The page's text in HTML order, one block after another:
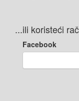
...ili koristeći
Facebook